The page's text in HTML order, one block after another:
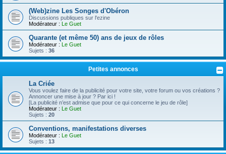
(Web)zine Les Songes d'Obéron
Discussions publiques sur l'ezine
Modérateur : Le Guet
Quarante (et même 50) ans de jeux de rôles
Modérateur : Le Guet
Sujets : 36
Petites annonces
La Criée
Vous voulez faire de la publicité pour votre site, votre forum ou vos créations ?
Annoncer une mise à jour ? Par ici !
[La publicité n’est admise que pour ce qui concerne le jeu de rôle]
Modérateur : Le Guet
Sujets : 20
Conventions, manifestations diverses
Modérateur : Le Guet
Sujets : 13